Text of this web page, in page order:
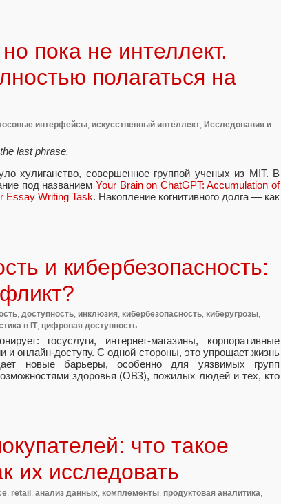
пока не интеллект.
полагаться на
интерфейсы искусственный интеллект Исследования и
last phrase.
хулиганство, совершенное группой ученых из MIT. В
под названием Your Brain on ChatGPT: Accumulation of
Essay Writing Task. Накопление когнитивного долга — как
и кибербезопасность:
доступность инклюзия кибербезопасность киберугрозы
в IT, цифровая доступность
госуслуги, интернет-магазины, корпоративные
и онлайн-доступу. С одной стороны, это упрощает жизнь
новые барьеры, особенно для уязвимых групп
здоровья (ОВЗ), пожилых людей и тех, кто
что такое
их исследовать
retail анализ данных комплементы продуктовая аналитика